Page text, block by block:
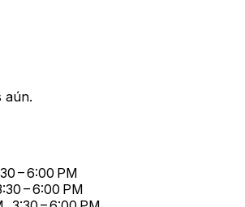
aún.
– 6:00 PM
– 6:00 PM